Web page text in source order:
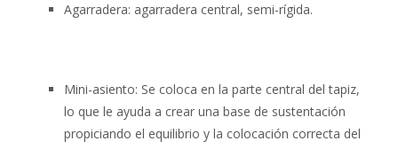
Agarradera: agarradera central, semi-rígida.
Mini-asiento: Se coloca en la parte central del tapiz,
lo que le ayuda a crear una base de sustentación
propiciando el equilibrio y la colocación correcta del